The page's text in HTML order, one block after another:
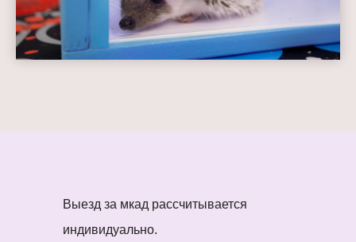
Выезд за мкад рассчитывается
индивидуально.